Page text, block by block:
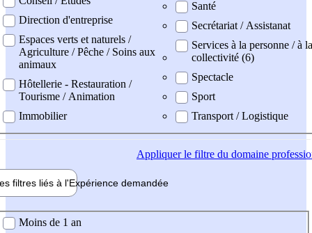
Direction d'entreprise
Espaces verts et naturels /
Agriculture / Pêche / Soins aux
animaux
Hôtellerie - Restauration /
Tourisme / Animation
Immobilier
Santé
Secrétariat / Assistanat
Services à la personne / à la
collectivité (6)
Spectacle
Sport
Transport / Logistique
Appliquerle filtre du domaine
filtres liés à l'Expérience demandée
demandée
Moins de 1 an